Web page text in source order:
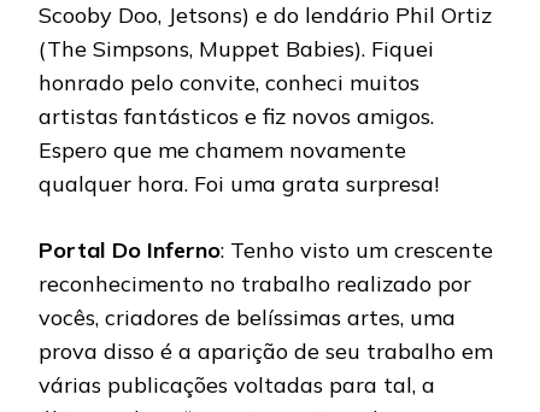
Scooby Doo, Jetsons) e do lendário Phil Ortiz
(The Simpsons, Muppet Babies). Fiquei
honrado pelo convite, conheci muitos
artistas fantásticos e fiz novos amigos.
Espero que me chamem novamente
qualquer hora. Foi uma grata surpresa!
Portal Do Inferno: Tenho visto um crescente
reconhecimento no trabalho realizado por
vocês, criadores de belíssimas artes, uma
prova disso é a aparição de seu trabalho em
várias publicações voltadas para tal, a